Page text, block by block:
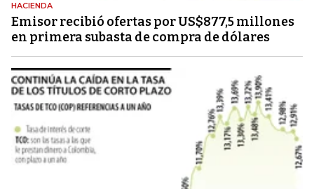
HACIENDA
Emisor recibió ofertas por US$877,5 millones
en primera subasta de compra de dólares